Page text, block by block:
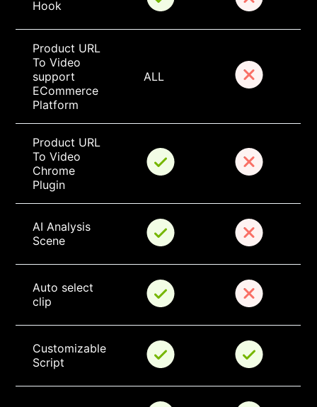
Hook
Product URL
To Video
support
ECommerce
Platform
ALL
Product URL
To Video
Chrome
Plugin
AI Analysis
Scene
Auto select
clip
Customizable
Script